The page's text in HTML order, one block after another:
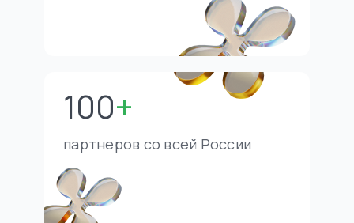
100+
партнеров со всей России